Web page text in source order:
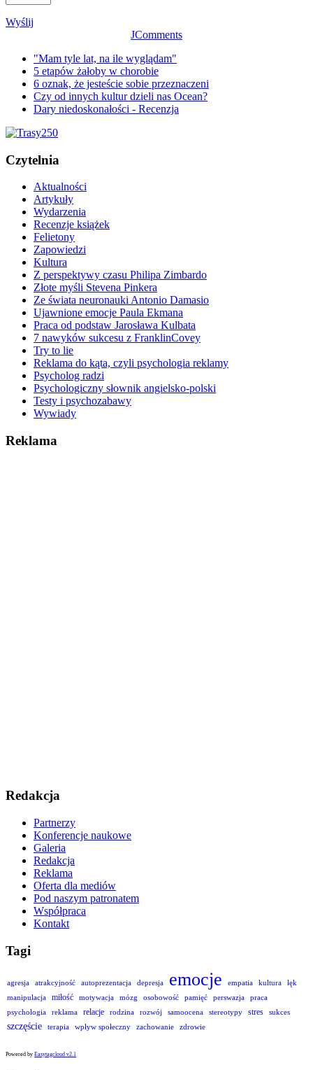
Wyślij
JComments
"Mam tyle lat, na ile wyglądam"
5 etapów żałoby w chorobie
6 oznak, że jesteście sobie przeznaczeni
Czy od innych kultur dzieli nas Ocean?
Dary niedoskonałości - Recenzja
Czytelnia
Aktualności
Artykuły
Wydarzenia
Recenzje książek
Felietony
Zapowiedzi
Kultura
Z perspektywy czasu Philipa Zimbardo
Złote myśli Stevena Pinkera
Ze świata neuronauki Antonio Damasio
Ujawnione emocje Paula Ekmana
Praca od podstaw Jarosława Kulbata
7 nawyków sukcesu z FranklinCovey
Try to lie
Reklama do kąta, czyli psychologia reklamy
Psycholog radzi
Psychologiczny słownik angielsko-polski
Testy i psychozabawy
Wywiady
Reklama
Redakcja
Partnerzy
Konferencje naukowe
Galeria
Redakcja
Reklama
Oferta dla mediów
Pod naszym patronatem
Współpraca
Kontakt
Tagi
agresja atrakcyjność autoprezentacja depresja emocje empatia kultura
lęk
manipulacja
miłość motywacja mózg osobowość pamięć perswazja
praca
psychologia
reklama relacje rodzina rozwój samoocena stereotypy stres sukces
szczęście terapia wpływ społeczny zachowanie zdrowie
Powered by Easytagcloud v2.1